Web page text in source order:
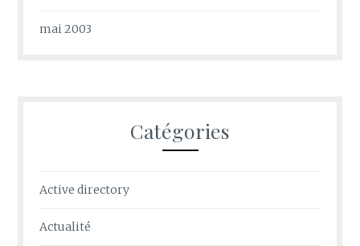
mai 2003
Catégories
Active directory
Actualité